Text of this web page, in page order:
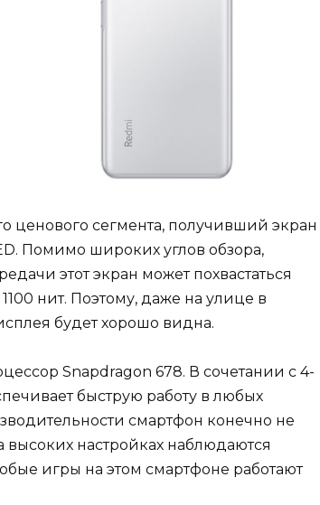
ценового сегмента, получивший экран
Помимо широких углов обзора,
этот экран может похвастаться
нит. Поэтому, даже на улице в
будет хорошо видна.
Snapdragon 678. В сочетании с 4-
быструю работу в любых
смартфон конечно не
высоких настройках наблюдаются
игры на этом смартфоне работают